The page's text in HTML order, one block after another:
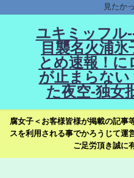
見たか
ユキミッフル
目襲名火浦氷
とめ速報！に
が止まらない
た夜空-独女
腐女子＜お客様皆様が掲載の記事
スを利用される事でかろうじて運
ご足労頂き誠に